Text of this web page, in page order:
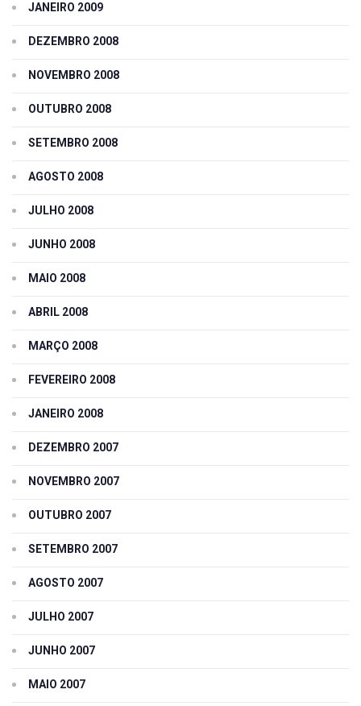
JANEIRO 2009
DEZEMBRO 2008
NOVEMBRO 2008
OUTUBRO 2008
SETEMBRO 2008
AGOSTO 2008
JULHO 2008
JUNHO 2008
MAIO 2008
ABRIL 2008
MARÇO 2008
FEVEREIRO 2008
JANEIRO 2008
DEZEMBRO 2007
NOVEMBRO 2007
OUTUBRO 2007
SETEMBRO 2007
AGOSTO 2007
JULHO 2007
JUNHO 2007
MAIO 2007